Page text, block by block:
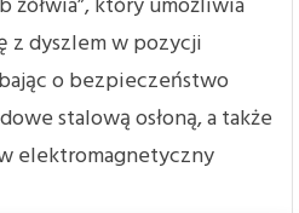
z dyszlem w pozycji
o bezpieczeństwo
stalową osłoną, a także
elektromagnetyczny